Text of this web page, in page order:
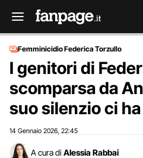
Femminicidio Federica Torzullo
I genitori di
scomparsa da
suo silenzio ci
14 Gennaio 2026 22:45
A cura di Alessia Rabbai